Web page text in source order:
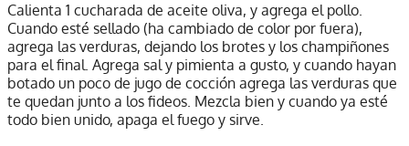
Calienta 1 cucharada de aceite oliva, y agrega el pollo.
Cuando esté sellado (ha cambiado de color por fuera),
agrega las verduras, dejando los brotes y los champiñones
para el final. Agrega sal y pimienta a gusto, y cuando hayan
botado un poco de jugo de cocción agrega las verduras que
te quedan junto a los fideos. Mezcla bien y cuando ya esté
todo bien unido, apaga el fuego y sirve.